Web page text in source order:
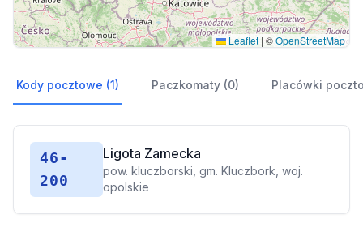
Leaflet | ©OpenStreetMap
Kody pocztowe (1) Paczkomaty (0) Placówki
46-
200
Ligota Zamecka
pow. kluczborski, gm. Kluczbork, woj.
opolskie